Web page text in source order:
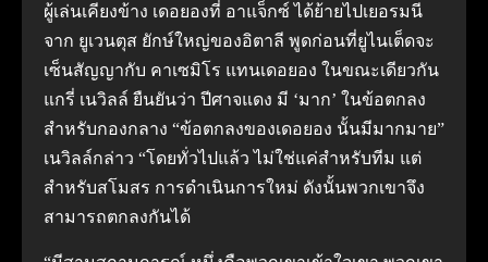
ผู้เล่นเคียงข้าง เดอยองที่ อาแจ็กซ์ ได้ย้ายไปเยอรมนี
จาก ยูเวนตุส ยักษ์ใหญ่ของอิตาลี พูดก่อนที่ยูไนเต็ดจะ
เซ็นสัญญากับ คาเซมิโร แทนเดอยอง ในขณะเดียวกัน
แกรี่ เนวิลล์ ยืนยันว่า ปีศาจแดง มี ‘มาก’ ในข้อตกลง
สำหรับกองกลาง “ข้อตกลงของเดอยอง นั้นมีมากมาย”
เนวิลล์กล่าว “โดยทั่วไปแล้ว ไม่ใช่แค่สำหรับทีม แต่
สำหรับสโมสร การดำเนินการใหม่ ดังนั้นพวกเขาจึง
สามารถตกลงกันได้